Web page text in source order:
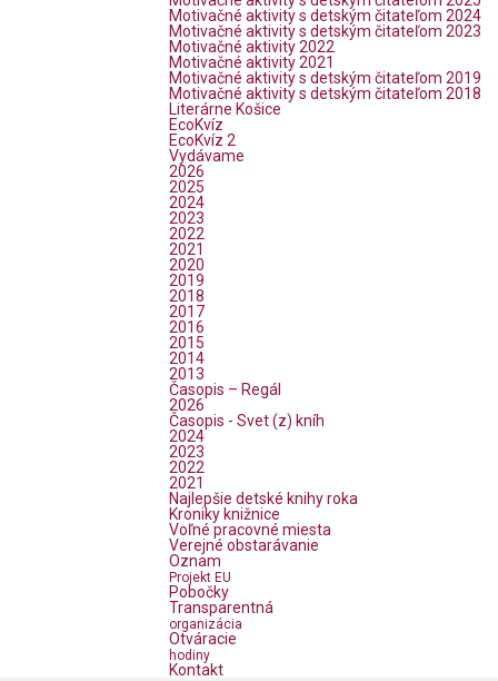
Motivačné aktivity s detským čitateľom 2024
Motivačné aktivity s detským čitateľom 2023
Motivačné aktivity 2022
Motivačné aktivity 2021
Motivačné aktivity s detským čitateľom 2019
Motivačné aktivity s detským čitateľom 2018
Literárne Košice
EcoKvíz
EcoKvíz 2
Vydávame
2026
2025
2024
2023
2022
2021
2020
2019
2018
2017
2016
2015
2014
2013
Časopis – Regál
2026
Časopis - Svet (z) kníh
2024
2023
2022
2021
Najlepšie detské knihy roka
Kroniky knižnice
Voľné pracovné miesta
Verejné obstarávanie
Oznam
Projekt EU
Pobočky
Transparentná
organizácia
Otváracie
hodiny
Kontakt